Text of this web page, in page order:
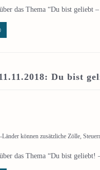
das Thema “Du bist geliebt
Du bist
können zusätzliche Zölle,
das Thema “Du bist geliebt!